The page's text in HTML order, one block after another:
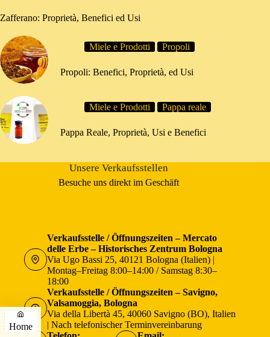
Zafferano: Proprietà, Benefici ed Usi
Miele e Prodotti Propoli
Propoli: Benefici, Proprietà, ed Usi
Miele e Prodotti Pappa reale
Pappa Reale, Proprietà, Usi e Benefici
Unsere Verkaufsstellen
Besuche uns direkt im Geschäft
Verkaufsstelle / Öffnungszeiten – Mercato
delle Erbe – Historisches Zentrum Bologna
Via Ugo Bassi 25, 40121 Bologna (Italien) |
Montag–Freitag 8:00–14:00 / Samstag 8:30–
18:00
Verkaufsstelle / Öffnungszeiten – Savigno,
Valsamoggia, Bologna
Via della Libertà 45, 40060 Savigno (BO), Italien
| Nach telefonischer Terminvereinbarung
Home